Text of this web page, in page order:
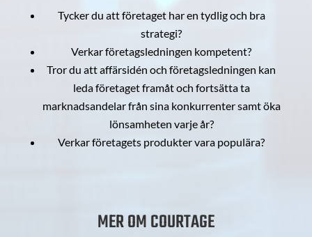
Tycker du att företaget har en tydlig och bra
strategi?
Verkar företagsledningen kompetent?
Tror du att affärsidén och företagsledningen kan
leda företaget framåt och fortsätta ta
marknadsandelar från sina konkurrenter samt öka
lönsamheten varje år?
Verkar företagets produkter vara populära?
MER OM COURTAGE